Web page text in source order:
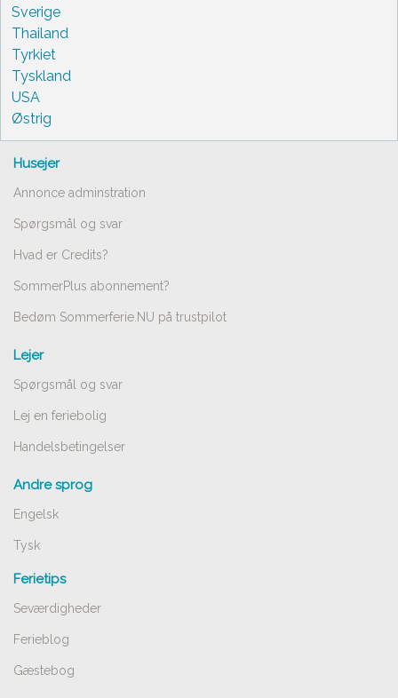
Sverige
Thailand
Tyrkiet
Tyskland
USA
Østrig
Husejer
Annonce adminstration
Spørgsmål og svar
Hvad er Credits?
SommerPlus abonnement?
Bedøm Sommerferie.NU på trustpilot
Lejer
Spørgsmål og svar
Lej en feriebolig
Handelsbetingelser
Andre sprog
Engelsk
Tysk
Ferietips
Seværdigheder
Ferieblog
Gæstebog